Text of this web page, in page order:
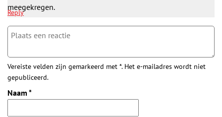
meegekregen.
Reply
Vereiste velden zijn gemarkeerd met *. Het e-mailadres wordt niet
gepubliceerd.
Naam *